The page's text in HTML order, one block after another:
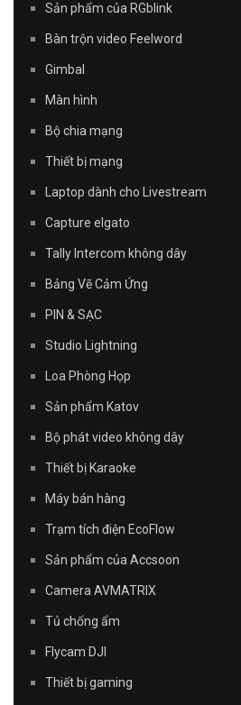
Sản phẩm của RGblink
Bàn trộn video Feelword
Gimbal
Màn hình
Bộ chia mạng
Thiết bị mạng
Laptop dành cho Livestream
Capture elgato
Tally Intercom không dây
Bảng Vẽ Cảm Ứng
PIN & SẠC
Studio Lightning
Loa Phòng Họp
Sản phẩm Katov
Bộ phát video không dây
Thiết bị Karaoke
Máy bán hàng
Trạm tích điện EcoFlow
Sản phẩm của Accsoon
Camera AVMATRIX
Tủ chống ẩm
Flycam DJI
Thiết bị gaming